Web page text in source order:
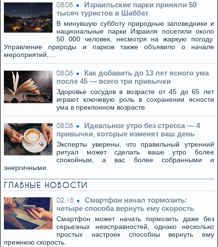
08.08
Израильские парки приняли 50
тысяч туристов в Шаббат
В минувшую субботу природные заповедники и
национальные парки Израиля посетили около
50 000 человек, несмотря на жаркую погоду.
Управление природы и парков также объявило о начале
мероприятий,…
08.08
Как добавить до 13 лет ясного ума
после 45 — всего три привычки
Здоровье сосудов в возрасте от 45 до 65 лет
играют ключевую роль в сохранении ясности
ума в преклонном возрасте.
08.08
Идеальное утро без стресса — 4
привычки, которые изменят ваш день
Эксперты уверены, что правильный утренний
ритуал может сделать ваше утро более
спокойным, а вас более собранными и
энергичными.
ГЛАВНЫЕ НОВОСТИ
02:18
Смартфон начал тормозить:
четыре способа вернуть ему скорость
Смартфон может начать тормозить даже без
серьезных неисправностей, однако несколько
простых настроек способны вернуть ему
прежнюю скорость.